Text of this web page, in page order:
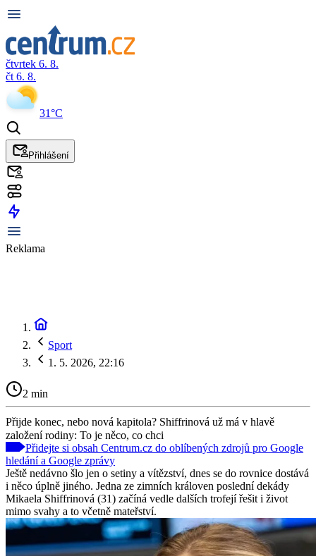
čtvrtek 6. 8.
čt 6. 8.
31°C
Přihlášení
Reklama
Sport
1. 5. 2026, 22:16
2 min
Přijde konec, nebo nová kapitola? Shiffrinová už má v hlavě
založení rodiny: To je něco, co chci
Přidejte si obsah Centrum.cz do oblíbených zdrojů pro Google
hledání a Google zprávy
Ještě nedávno šlo jen o setiny a vítězství, dnes se do rovnice dostává
i něco úplně jiného. Jedna ze zimních královen poslední dekády
Mikaela Shiffrinová (31) začíná vedle dalších trofejí řešit i život
mimo svahy a to včetně mateřství.